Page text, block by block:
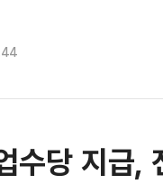
수당 지급,